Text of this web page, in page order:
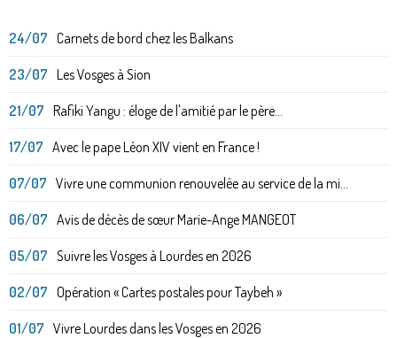
24/07 Carnets de bord chez les Balkans
23/07 Les Vosges à Sion
21/07 Rafiki Yangu : éloge de l'amitié par le père...
17/07 Avec le pape Léon XIV vient en France !
07/07 Vivre une communion renouvelée au service de la mi...
06/07 Avis de décès de sœur Marie-Ange MANGEOT
05/07 Suivre les Vosges à Lourdes en 2026
02/07 Opération « Cartes postales pour Taybeh »
01/07 Vivre Lourdes dans les Vosges en 2026